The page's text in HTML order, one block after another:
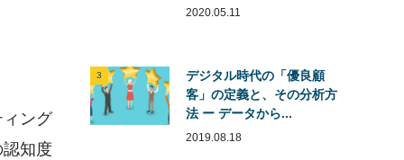
ング
知度
2020.05.11
3
デジタル時代の「優良顧
客」の定義と、その分析方
法 ー データから...
2019.08.18